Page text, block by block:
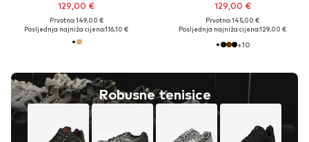
129,00 €
Prvotno: 149,00 €
Posljednja najniža cijena:116,10 €
129,00 €
Prvotno: 145,00 €
Posljednja najniža cijena:129,00 €
+10
Robusne tenisice